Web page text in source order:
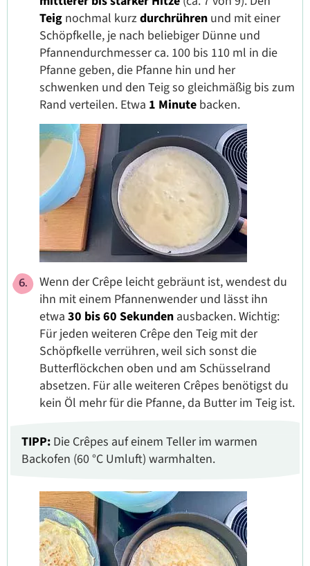
Teig nochmal kurzdurchrühren und mit einer
Schöpfkelle, je nach beliebiger Dünne und
Pfannendurchmesser ca. 100 bis 110 ml in die
Pfanne geben, die Pfanne hin und her
schwenken und den Teig so gleichmäßig bis zum
Rand verteilen. Etwa 1 Minute backen.
Wenn der Crêpe leicht gebräunt ist, wendest du
ihn mit einem Pfannenwender und lässt ihn
etwa 30 bis 60 Sekunden ausbacken. Wichtig:
Für jeden weiteren Crêpe den Teig mit der
Schöpfkelle verrühren, weil sich sonst die
Butterflöckchen oben und am Schüsselrand
absetzen. Für alle weiteren Crêpes benötigst du
kein Öl mehr für die Pfanne, da Butter im Teig ist.
TIPP: Die Crêpes auf einem Teller im warmen
Backofen (60 °C Umluft) warmhalten.